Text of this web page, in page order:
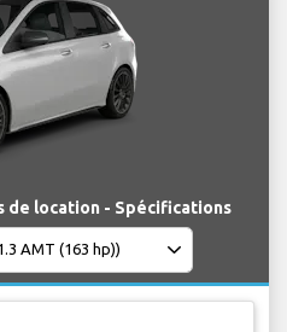
de location - Spécifications